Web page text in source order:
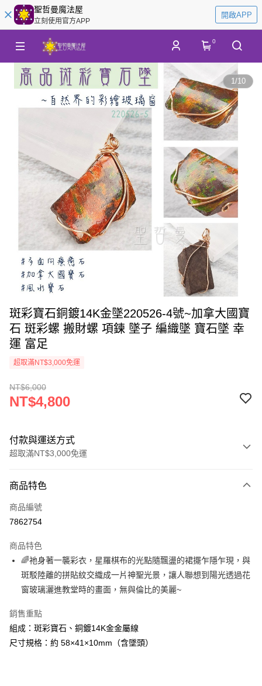
聖哲曼魔法屋
立刻使用官方APP
開啟APP
0
1/10
斑彩寶石銅鍍14K金墜220526-4號~加拿大國寶
石 斑彩螺 搬財螺 項鍊 墜子 編織墜 寶石墜 幸
運 富足
超取滿NT$3,000免運
NT$6,000
NT$4,800
付款與運送方式
超取滿NT$3,000免運
信用卡一次付款
超商取貨付款
Apple Pay
街口支付
ATM付款
商品特色
商品編號
7862754
商品特色
🌈祂身著一襲彩衣，星羅棋布的光點隨飄盪的裙擺乍隱乍現，與
斑駁陸離的拼貼紋交織成一片神聖光景，讓人聯想到陽光透過花
窗玻璃灑進教堂時的畫面，無與倫比的美麗~
銷售重點
組成：斑彩寶石、銅鍍14K金金屬線
尺寸規格：約 58×41×10mm（含墜頭）